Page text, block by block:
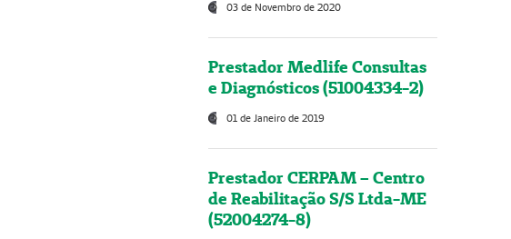
03 de Novembro de 2020
Prestador Medlife Consultas
e Diagnósticos (51004334-2)
01 de Janeiro de 2019
Prestador CERPAM – Centro
de Reabilitação S/S Ltda-ME
(52004274-8)